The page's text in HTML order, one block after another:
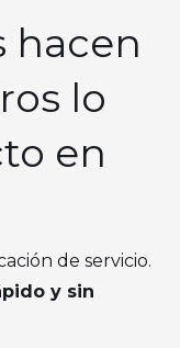
hacen
lo
en
de servicio.
y sin